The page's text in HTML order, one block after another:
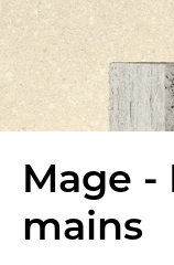
Mage
mains